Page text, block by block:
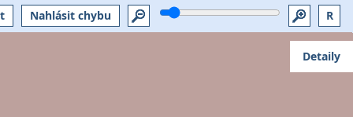
R
Nahlásit chybu
Detaily